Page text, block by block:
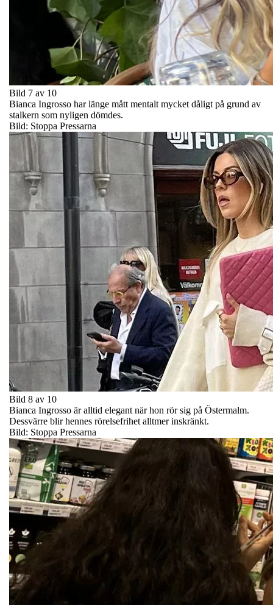
Bild 7 av 10
Bianca Ingrosso har länge mått mentalt mycket dåligt på grund av
stalkern som nyligen dömdes.
Bild: Stoppa Pressarna
Bild 8 av 10
Bianca Ingrosso är alltid elegant när hon rör sig på Östermalm.
Dessvärre blir hennes rörelsefrihet alltmer inskränkt.
Bild: Stoppa Pressarna